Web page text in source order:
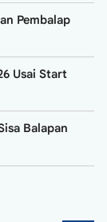
Pembalap
Usai Start
Balapan